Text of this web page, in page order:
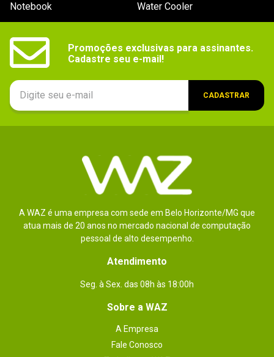
Notebook
Water Cooler
Promoções exclusivas para assinantes.
Cadastre seu e-mail!
CADASTRAR
A WAZ é uma empresa com sede em Belo Horizonte/MG que
atua mais de 20 anos no mercado nacional de computação
pessoal de alto desempenho.
Atendimento
Seg. à Sex. das 08h às 18:00h
Sobre a WAZ
A Empresa
Fale Conosco